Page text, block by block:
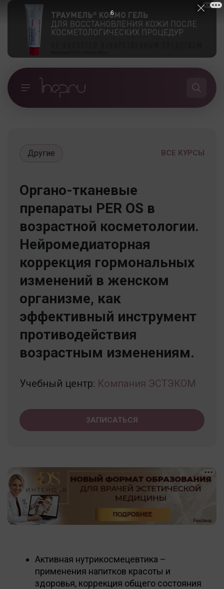
ВСЕ КУРСЫ
Другие
Органо-тканевые
препараты PER OS в
возрастной косметологии.
Нейромедиаторная
коррекция гормональных
изменений в женском
организме, как
эффективный инструмент
противодействия
возрастным изменениям.
Учебный центр: Компания ЭСТЭКОМ
ЗАПИСАТЬСЯ
Активная нутрикосмецевтика –
применения напитков красоты и
здоровья, коррекция общего состояния
5